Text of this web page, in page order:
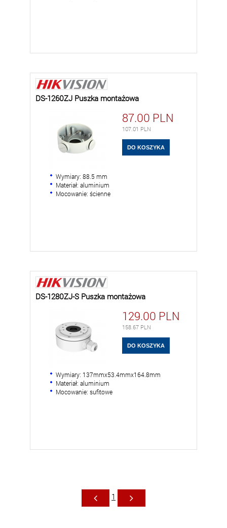
DS-1260ZJ Puszka montażowa
87.00 PLN
107.01 PLN
Wymiary: 88.5 mm
Materiał: aluminium
Mocowanie: ścienne
DS-1280ZJ-S Puszka montażowa
129.00 PLN
158.67 PLN
Wymiary: 137mmx53.4mmx164.8mm
Materiał: aluminium
Mocowanie: sufitowe
1